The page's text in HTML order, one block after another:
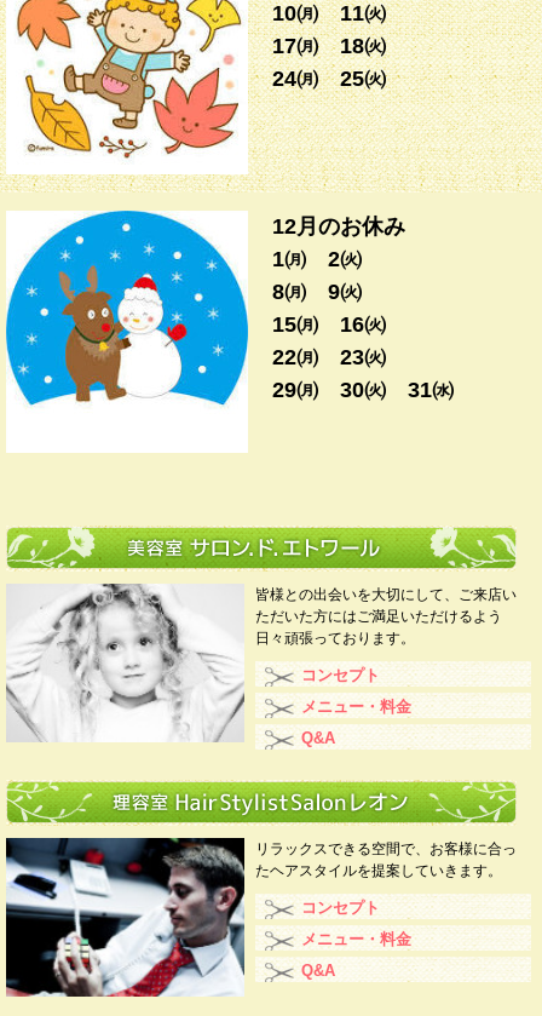
10㈪ 11㈫
17㈪ 18㈫
24㈪ 25㈫
12月のお休み
1㈪ 2㈫
8㈪ 9㈫
15㈪ 16㈫
22㈪ 23㈫
29㈪ 30㈫ 31㈬
皆様との出会いを大切にして、ご来店い
ただいた方にはご満足いただけるよう
日々頑張っております。
コンセプト
メニュー・料金
Q&A
リラックスできる空間で、お客様に合っ
たヘアスタイルを提案していきます。
コンセプト
メニュー・料金
Q&A